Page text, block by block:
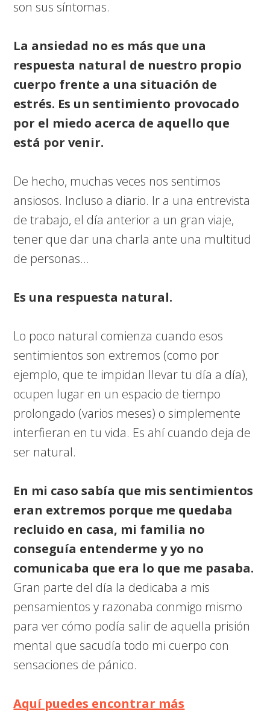
son sus síntomas.
La ansiedad no es más que una
respuesta natural de nuestro propio
cuerpo frente a una situación de
estrés. Es un sentimiento provocado
por el miedo acerca de aquello que
está por venir.
De hecho, muchas veces nos sentimos
ansiosos. Incluso a diario. Ir a una entrevista
de trabajo, el día anterior a un gran viaje,
tener que dar una charla ante una multitud
de personas…
Es una respuesta natural.
Lo poco natural comienza cuando esos
sentimientos son extremos (como por
ejemplo, que te impidan llevar tu día a día),
ocupen lugar en un espacio de tiempo
prolongado (varios meses) o simplemente
interfieran en tu vida. Es ahí cuando deja de
ser natural.
En mi caso sabía que mis sentimientos
eran extremos porque me quedaba
recluido en casa, mi familia no
conseguía entenderme y yo no
comunicaba que era lo que me pasaba.
Gran parte del día la dedicaba a mis
pensamientos y razonaba conmigo mismo
para ver cómo podía salir de aquella prisión
mental que sacudía todo mi cuerpo con
sensaciones de pánico.
Aquí puedes encontrar más